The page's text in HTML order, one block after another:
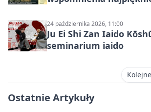
24 października 2026, 11:00
Ju Ei Shi Zan Iaido
seminarium iaido
Ostatnie Artykuły